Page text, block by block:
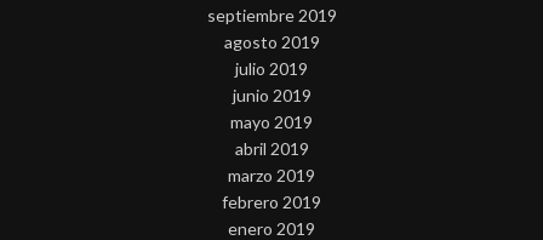
septiembre 2019
agosto 2019
julio 2019
junio 2019
mayo 2019
abril 2019
marzo 2019
febrero 2019
enero 2019